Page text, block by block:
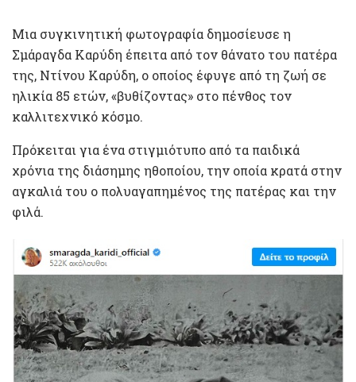
Μια συγκινητική φωτογραφία δημοσίευσε η
Σμάραγδα Καρύδη έπειτα από τον θάνατο του πατέρα
της, Ντίνου Καρύδη, ο οποίος έφυγε από τη ζωή σε
ηλικία 85 ετών, «βυθίζοντας» στο πένθος τον
καλλιτεχνικό κόσμο.
Πρόκειται για ένα στιγμιότυπο από τα παιδικά
χρόνια της διάσημης ηθοποίου, την οποία κρατά στην
αγκαλιά του ο πολυαγαπημένος της πατέρας και την
φιλά.